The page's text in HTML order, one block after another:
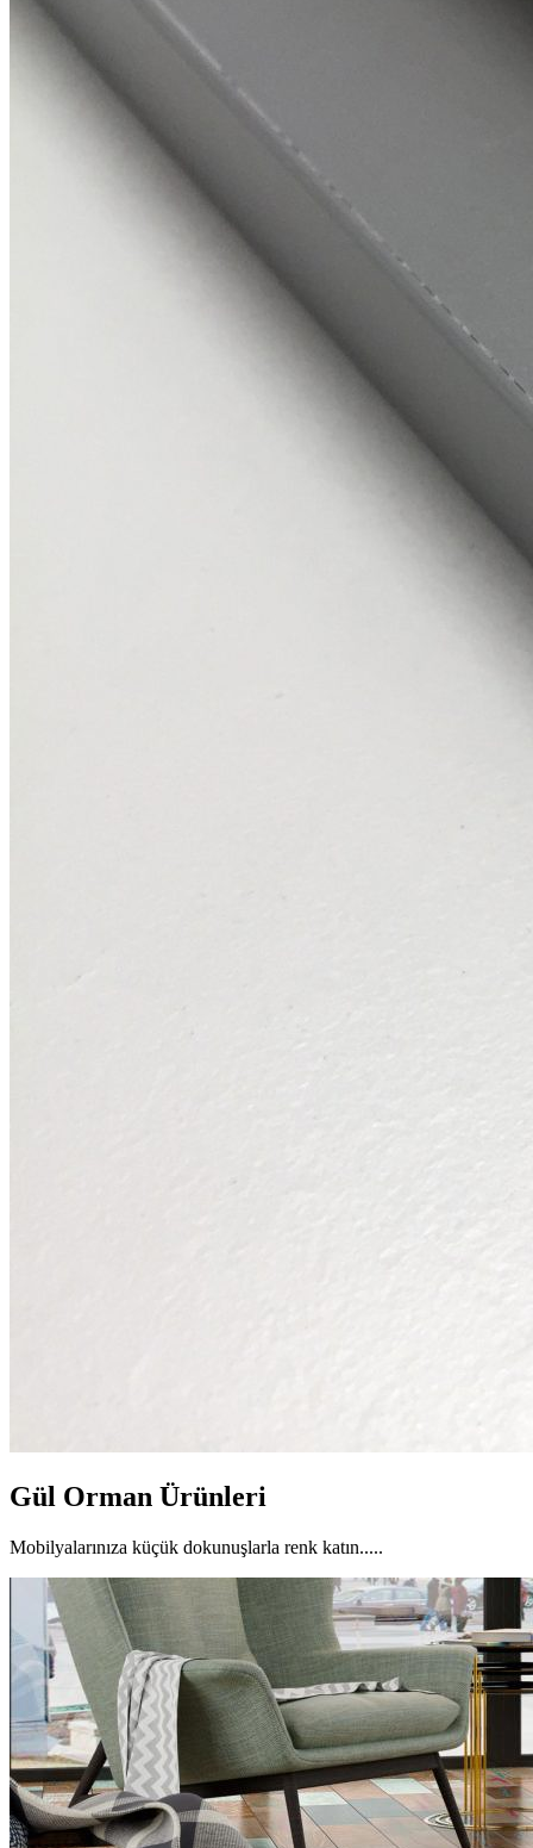
Gül Orman Ürünleri
Mobilyalarınıza küçük dokunuşlarla renk katın.....